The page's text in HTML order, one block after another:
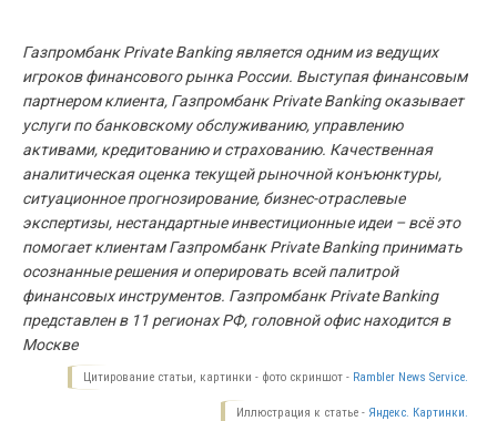
Газпромбанк Private Banking является одним из ведущих
игроков финансового рынка России. Выступая финансовым
партнером клиента, Газпромбанк Private Banking оказывает
услуги по банковскому обслуживанию, управлению
активами, кредитованию и страхованию. Качественная
аналитическая оценка текущей рыночной конъюнктуры,
ситуационное прогнозирование, бизнес-отраслевые
экспертизы, нестандартные инвестиционные идеи – всё это
помогает клиентам Газпромбанк Private Banking принимать
осознанные решения и оперировать всей палитрой
финансовых инструментов. Газпромбанк Private Banking
представлен в 11 регионах РФ, головной офис находится в
Москве
Цитирование статьи, картинки - фото скриншот - Rambler News Service.
Иллюстрация к статье - Яндекс. Картинки.